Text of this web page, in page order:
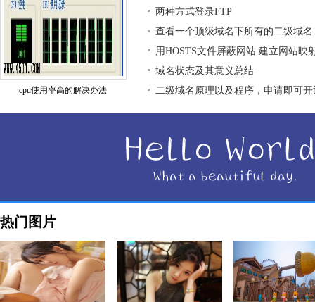
cpu使用率高的解决办法
两种方式登录FTP
查看一个顶级域名下所有的二级域名
用HOSTS文件屏蔽网站 建立网站映
域名状态及其意义总结
二级域名原理以及程序，申请即可开
热门图片